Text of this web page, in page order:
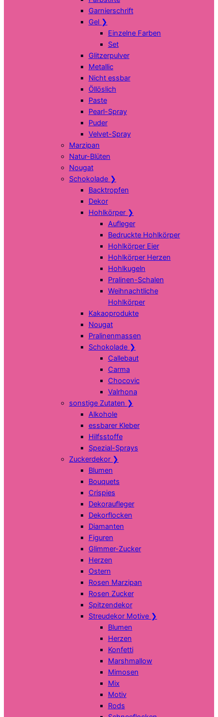
Garnierschrift
Gel ❯
Einzelne Farben
Set
Glitzerpulver
Metallic
Nicht essbar
Öllöslich
Paste
Pearl-Spray
Puder
Velvet-Spray
Marzipan
Natur-Blüten
Nougat
Schokolade ❯
Backtropfen
Dekor
Hohlkörper ❯
Aufleger
Bedruckte Hohlkörper
Hohlkörper Eier
Hohlkörper Herzen
Hohlkugeln
Pralinen-Schalen
Weihnachtliche
Hohlkörper
Kakaoprodukte
Nougat
Pralinenmassen
Schokolade ❯
Callebaut
Carma
Chocovic
Valrhona
sonstige Zutaten ❯
Alkohole
essbarer Kleber
Hilfsstoffe
Spezial-Sprays
Zuckerdekor ❯
Blumen
Bouquets
Crispies
Dekoraufleger
Dekorflocken
Diamanten
Figuren
Glimmer-Zucker
Herzen
Ostern
Rosen Marzipan
Rosen Zucker
Spitzendekor
Streudekor Motive ❯
Blumen
Herzen
Konfetti
Marshmallow
Mimosen
Mix
Motiv
Rods